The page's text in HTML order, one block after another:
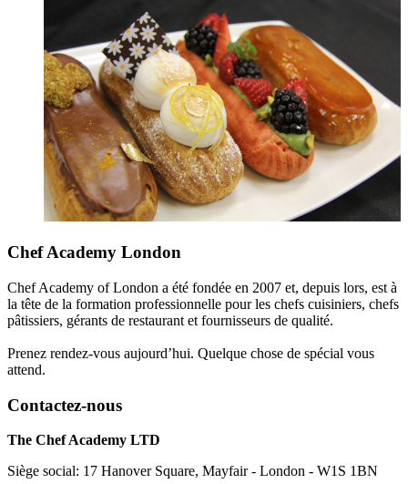
Chef Academy London
Chef Academy of London a été fondée en 2007 et, depuis lors, est à
la tête de la formation professionnelle pour les chefs cuisiniers, chefs
pâtissiers, gérants de restaurant et fournisseurs de qualité.
Prenez rendez-vous aujourd’hui. Quelque chose de spécial vous
attend.
Contactez-nous
The Chef Academy LTD
Siège social: 17 Hanover Square, Mayfair - London - W1S 1BN